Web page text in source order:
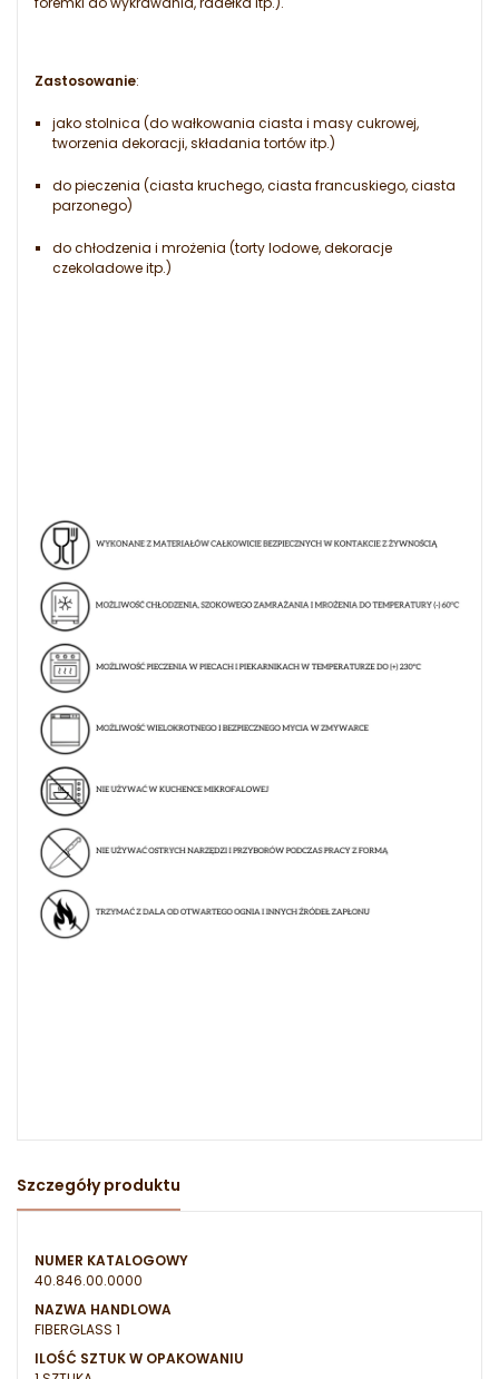
Zastosowanie:
jako stolnica (do wałkowania ciasta i masy cukrowej,
tworzenia dekoracji, składania tortów itp.)
do pieczenia (ciasta kruchego, ciasta francuskiego, ciasta
parzonego)
do chłodzenia i mrożenia (torty lodowe, dekoracje
czekoladowe itp.)
Szczegóły produktu
NUMER KATALOGOWY
40.846.00.0000
NAZWA HANDLOWA
FIBERGLASS 1
ILOŚĆ SZTUK W OPAKOWANIU